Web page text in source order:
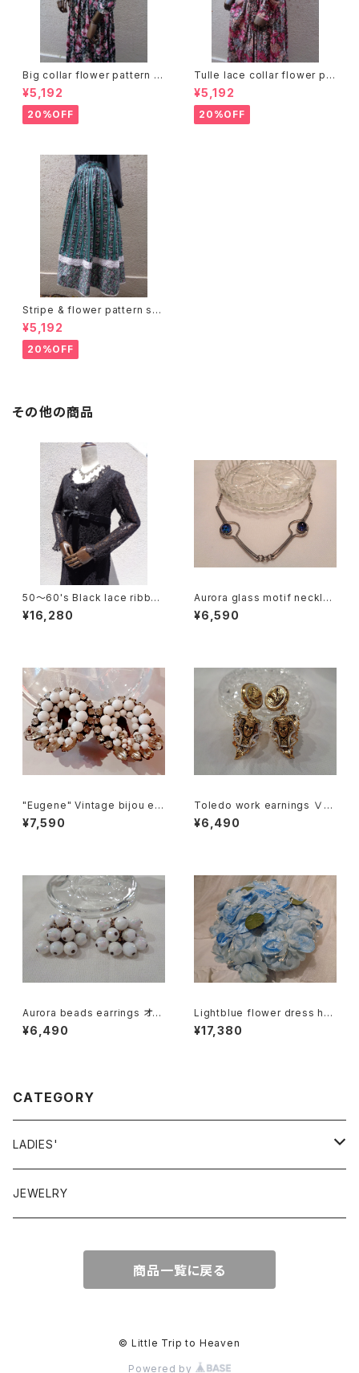
Big collar flower pattern dr
ess ビッグカラー 花柄 ワンピ
ース
¥5,192
20%OFF
Tulle lace collar flower pat
tern dress チュールレースカラ
ー 花柄 ワンピース
¥5,192
20%OFF
Stripe & flower pattern ski
rt ストライプ 花柄 スカート
¥5,192
20%OFF
その他の商品
50〜60's Black lace ribbon
dress ブラックレースリボンワ
ンピース
¥16,280
Aurora glass motif necklac
e Ⅱ オーロラ ガラス モチーフ
ネックレス Ⅱ
¥6,590
"Eugene" Vintage bijou ear
rings ユージーン ビジュー イ
ヤリング
¥7,590
Toledo work earnings Ⅴ
"Face" トレドワーク イヤリン
グ Ⅴ "フェイス"
¥6,490
Aurora beads earrings オー
ロラ ビーズ イヤリング
¥6,490
Lightblue flower dress hat
ライトブルー ドレスハット
¥17,380
CATEGORY
LADIES'
VINTAGE
JEWELRY
商品一覧に戻る
© Little Trip to Heaven
Powered by